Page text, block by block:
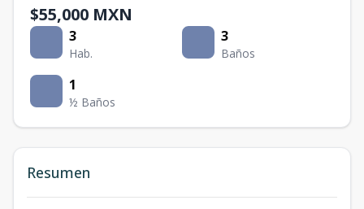
$55,000 MXN
3
Hab.
3
Baños
1
½ Baños
Resumen